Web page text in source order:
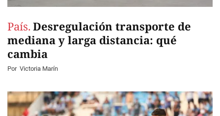
País. Desregulación transporte de
mediana y larga distancia: qué
cambia
Por Victoria Marín